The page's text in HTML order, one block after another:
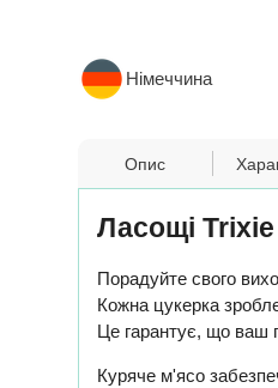
Німеччина
Опис
Ласощі
Порадуйте свого
Кожна цукерка
Це гарантує, що ваш
Куряче м'ясо